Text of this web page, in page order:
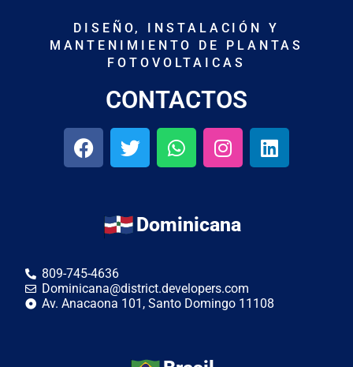
DISEÑO, INSTALACIÓN Y
MANTENIMIENTO DE PLANTAS
FOTOVOLTAICAS
CONTACTOS
Dominicana
809-745-4636
Dominicana@district.developers.com
Av. Anacaona 101, Santo Domingo 11108